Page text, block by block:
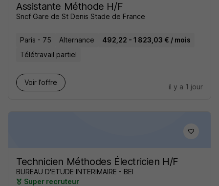
Assistante Méthode H/F
Sncf Gare de St Denis Stade de France
Paris - 75 Alternance
492,22 - 1 823,03 € / mois
Télétravail partiel
Voir l’offre
il y a 1 jour
Technicien Méthodes Électricien H/F
BUREAU D'ETUDE INTERIMAIRE - BEI
Super recruteur